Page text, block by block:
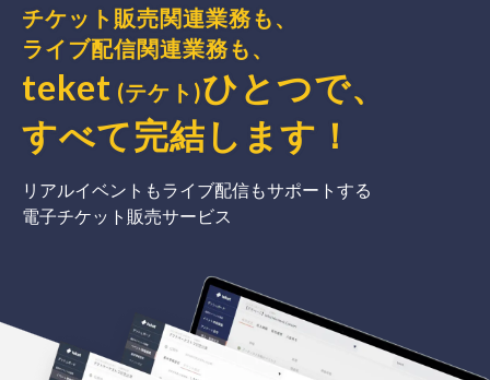
チケット販売関連業務も、
ライブ配信関連業務も、
teket (テケト)ひとつで、
すべて完結 します ！
リアルイベントもライブ配信もサポートする
電子チケット販売サービス